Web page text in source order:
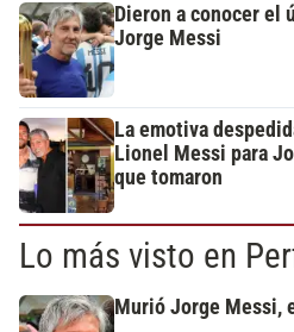
Dieron a conocer el
Jorge Messi
La emotiva
Lionel Messi para
que tomaron
Lo más visto en
Murió Jorge Messi,